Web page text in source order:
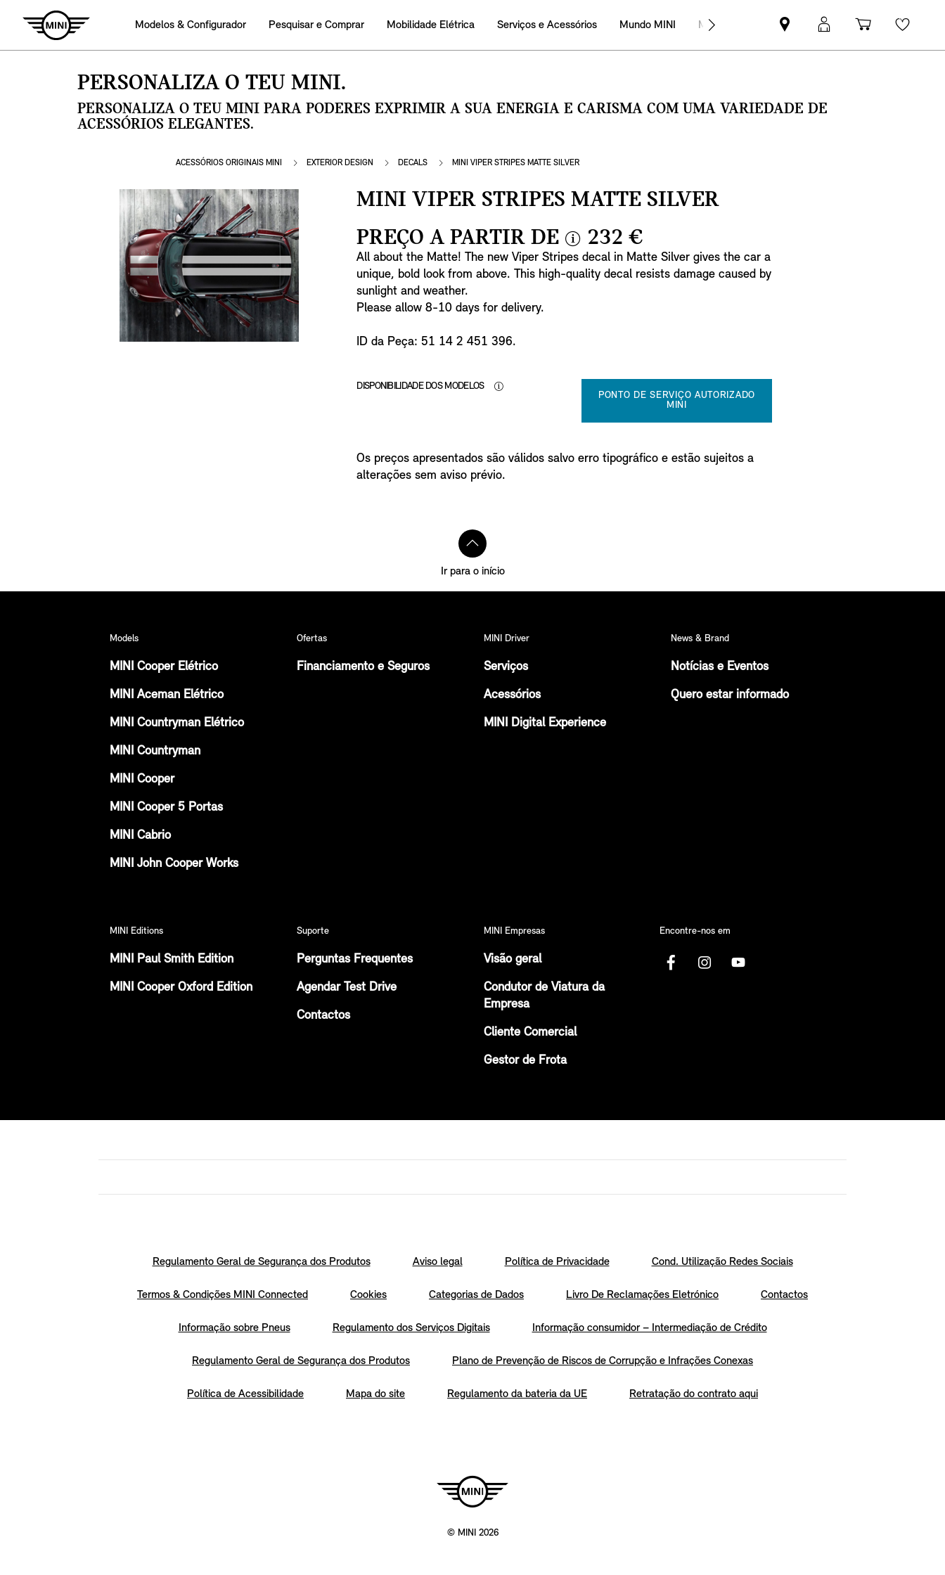
Modelos & Configurador Pesquisar e Comprar Mobilidade Elétrica Serviços e Acessórios Mundo MINI MINI Empresas
Pesquisar
parceiro
Iniciar
sessão
Carrinho
de
PERSONALIZA O TEU MINI.
PERSONALIZA O TEU MINI PARA PODERES EXPRIMIR A SUA ENERGIA E CARISMA COM UMA VARIEDADE DE
ACESSÓRIOS ELEGANTES.
ACESSÓRIOS ORIGINAIS MINI EXTERIOR DESIGN DECALS MINI VIPER STRIPES MATTE SILVER
MINI VIPER STRIPES MATTE SILVER
PREÇO A PARTIR DE
i
n
232 €
All about the Matte! The new Viper Stripes decal in Matte Silver gives the car a
unique, bold look from above. This high-quality decal resists damage caused by
sunlight and weather.
Please allow 8-10 days for delivery.
ID da Peça: 51 14 2 451 396.
DISPONIBILIDADE DOS MODELOS
PONTO DE SERVIÇO AUTORIZADO
MINI
Os preços apresentados são válidos salvo erro tipográfico e estão sujeitos a
alterações sem aviso prévio.
Ir para o início
Models
MINI Cooper Elétrico
MINI Aceman Elétrico
MINI Countryman Elétrico
MINI Countryman
MINI Cooper
MINI Cooper 5 Portas
MINI Cabrio
MINI John Cooper Works
Ofertas
Financiamento e Seguros
MINI Driver
Serviços
Acessórios
MINI Digital Experience
News & Brand
Notícias e Eventos
Quero estar informado
MINI Editions
MINI Paul Smith Edition
MINI Cooper Oxford Edition
Suporte
Perguntas Frequentes
Agendar Test Drive
Contactos
MINI Empresas
Visão geral
Condutor de Viatura da
Empresa
Cliente Comercial
Gestor de Frota
Encontre-nos em
Regulamento Geral de Segurança dos Produtos Aviso legal Política de Privacidade Cond. Utilização Redes Sociais
Termos & Condições MINI Connected Cookies Categorias de Dados Livro De Reclamações Eletrónico Contactos
Informação sobre Pneus Regulamento dos Serviços Digitais Informação consumidor – Intermediação de Crédito
Regulamento Geral de Segurança dos Produtos Plano de Prevenção de Riscos de Corrupção e Infrações Conexas
Política de Acessibilidade Mapa do site Regulamento da bateria da UE Retratação do contrato aqui
© MINI 2026